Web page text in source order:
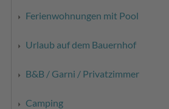
Ferienwohnungen mit Pool
Urlaub auf dem Bauernhof
B&B / Garni / Privatzimmer
Camping